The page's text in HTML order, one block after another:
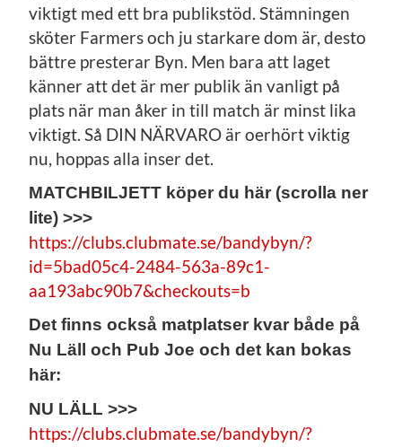
viktigt med ett bra publikstöd. Stämningen
sköter Farmers och ju starkare dom är, desto
bättre presterar Byn. Men bara att laget
känner att det är mer publik än vanligt på
plats när man åker in till match är minst lika
viktigt. Så DIN NÄRVARO är oerhört viktig
nu, hoppas alla inser det.
MATCHBILJETT köper du här (scrolla ner
lite) >>>
https://clubs.clubmate.se/bandybyn/?
id=5bad05c4-2484-563a-89c1-
aa193abc90b7&checkouts=b
Det finns också matplatser kvar både på
Nu Läll och Pub Joe och det kan bokas
här:
NU LÄLL >>>
https://clubs.clubmate.se/bandybyn/?